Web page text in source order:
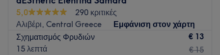
5,0
290 κριτικές
Αλιβέρι, Central Greece
Εμφάνιση στον χάρτη
Σχηματισμός Φρυδιών
15 λεπτά
€ 13
€ 15